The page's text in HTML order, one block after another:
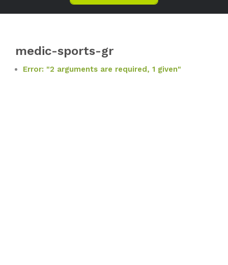
medic-sports-gr
Error: "2 arguments are required, 1 given"